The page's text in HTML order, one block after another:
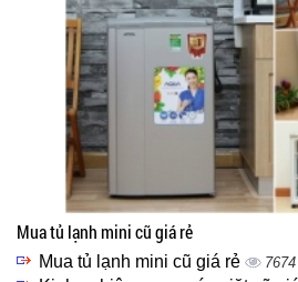
Mua tủ lạnh mini cũ giá rẻ
Mua tủ lạnh mini cũ giá rẻ 7674